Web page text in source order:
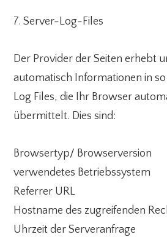
7. Server-Log-Files
Der Provider der Seiten erhebt
automatisch Informationen in
Log Files, die Ihr Browser
übermittelt. Dies sind:
Browsertyp/ Browserversion
verwendetes Betriebssystem
Referrer URL
Hostname des zugreifenden
Uhrzeit der Serveranfrage